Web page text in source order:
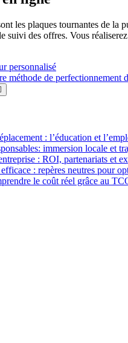
les plaques tournantes de
suivi des offres. Vous
personnalisé
méthode de perfectionnement
: l’éducation et
immersion locale et
: ROI, partenariats et
: repères neutres pour
le coût réel grâce au